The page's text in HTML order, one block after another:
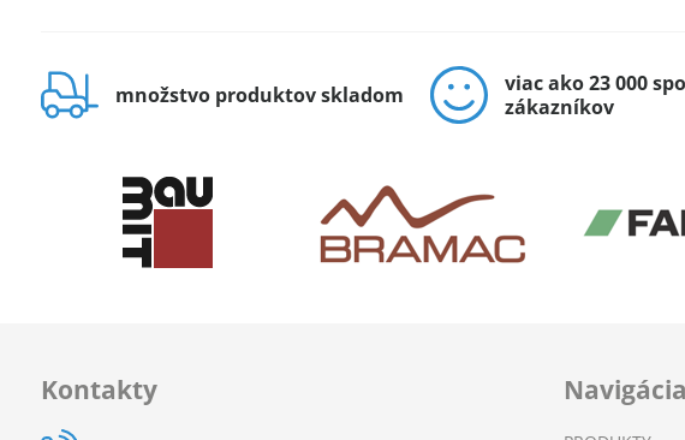
množstvo produktov skladom
viac ako 23 000
zákazníkov
Kontakty Navigácia